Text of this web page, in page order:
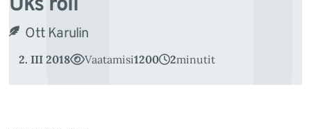
Üks roll
Ott Karulin
2. III 2018 Vaatamisi1200 2minutit